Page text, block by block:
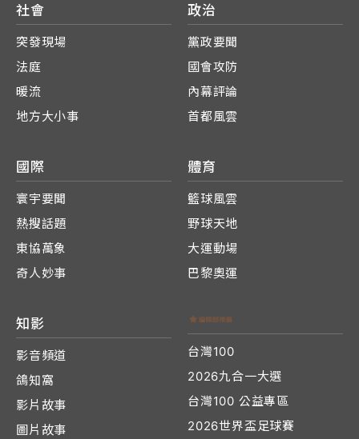
社會
突發現場
法庭
暖流
地方大小事
政治
黨政要聞
國會攻防
內幕評論
首都風雲
國際
寰宇要聞
熱搜話題
東協萬象
奇人妙事
體育
籃球風雲
野球天地
大運動場
巴黎奧運
知影
影音頻道
鴿知窩
影片故事
圖片故事
台灣100
2026九合一大選
台灣100 公益專區
2026世界盃足球賽